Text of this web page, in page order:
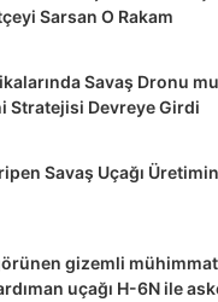
Sarsan O Rakam
Savaş Dronu
Stratejisi Devreye Girdi
Savaş Uçağı
gizemli
uçağı H-6N ile